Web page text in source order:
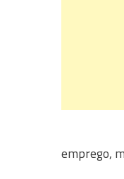
emprego,